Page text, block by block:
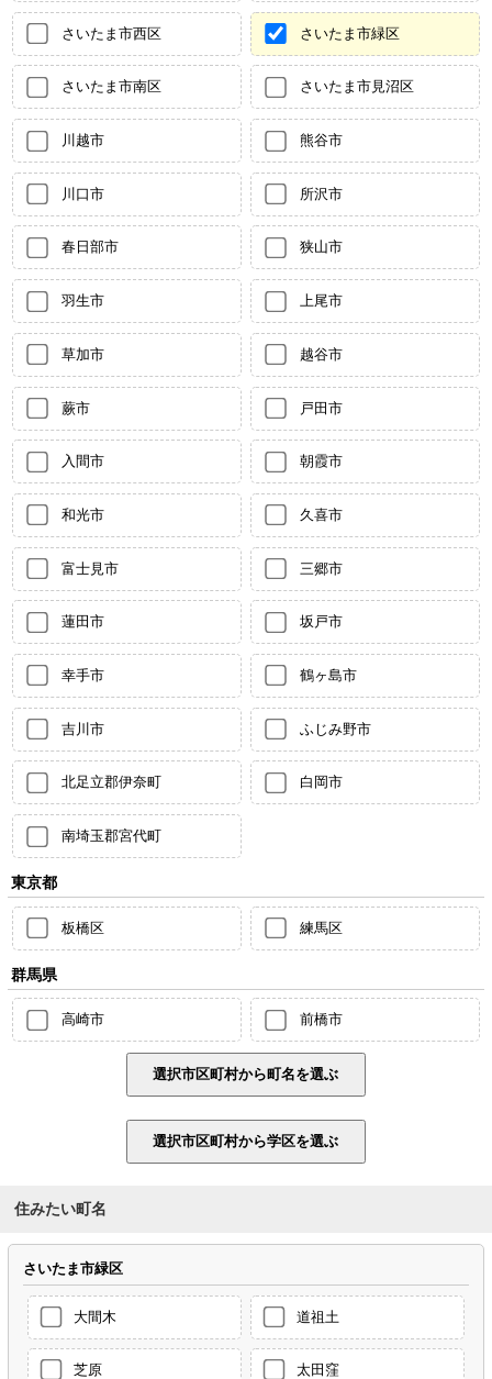
さいたま市西区 さいたま市緑区
さいたま市南区 さいたま市見沼区
川越市 熊谷市
川口市 所沢市
春日部市 狭山市
羽生市 上尾市
草加市 越谷市
蕨市 戸田市
入間市 朝霞市
和光市 久喜市
富士見市 三郷市
蓮田市 坂戸市
幸手市 鶴ヶ島市
吉川市 ふじみ野市
北足立郡伊奈町 白岡市
南埼玉郡宮代町
東京都
板橋区 練馬区
群馬県
高崎市 前橋市
住みたい町名
さいたま市緑区
大間木 道祖土
芝原 太田窪